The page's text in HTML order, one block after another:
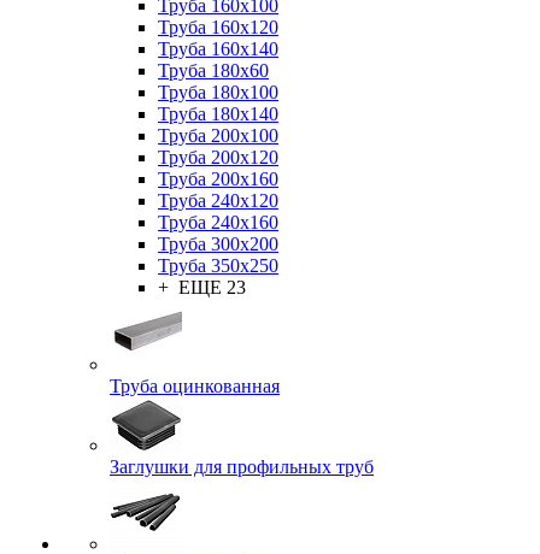
Труба 160x100
Труба 160x120
Труба 160x140
Труба 180x60
Труба 180x100
Труба 180x140
Труба 200x100
Труба 200x120
Труба 200x160
Труба 240x120
Труба 240x160
Труба 300x200
Труба 350x250
+ ЕЩЕ 23
Труба оцинкованная
Заглушки для профильных труб